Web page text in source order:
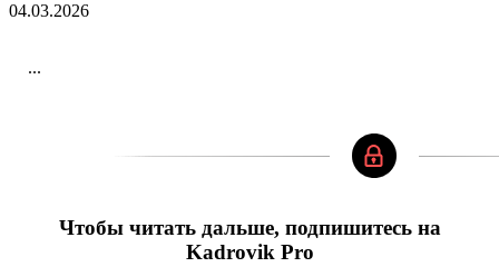
04.03.2026
...
Чтобы читать дальше, подпишитесь на
Kadrovik Pro